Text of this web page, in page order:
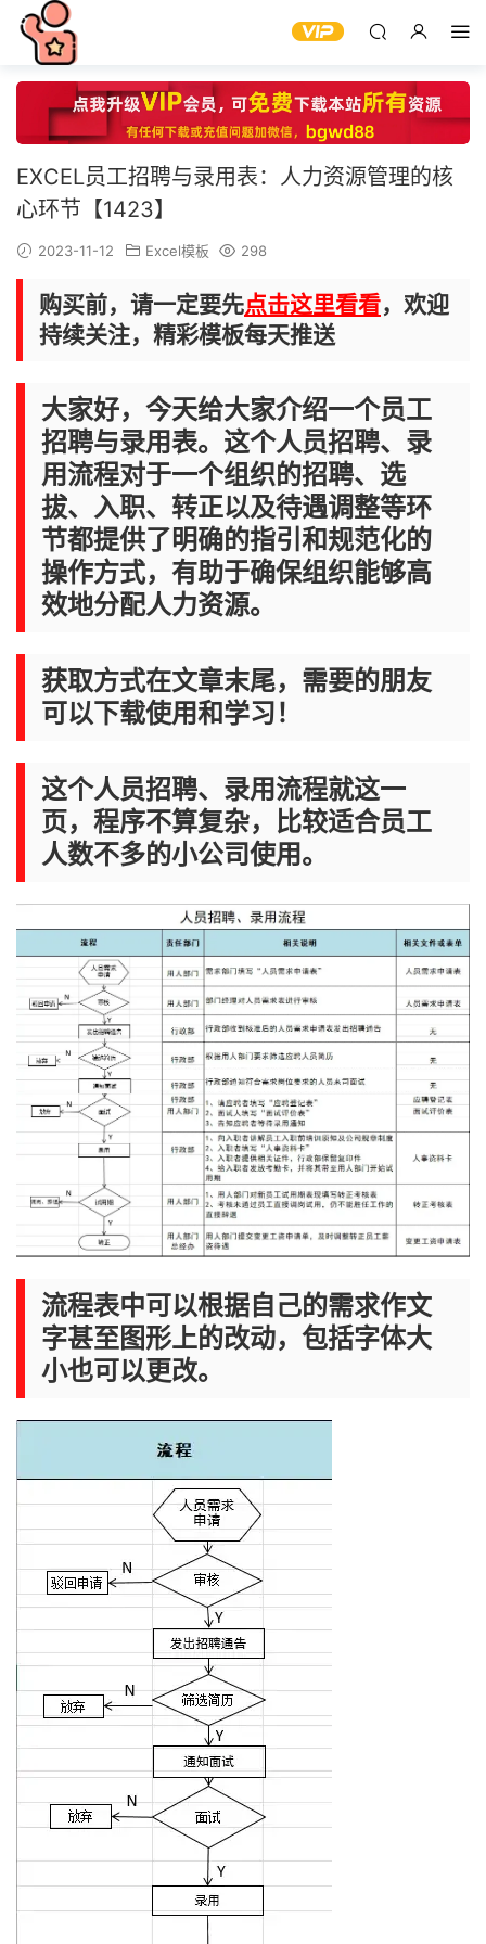
EXCEL员工招聘与录用表：人力资源管理的核
心环节【1423】
2023-11-12 Excel模板 298
购买前，请一定要先点击这里看看，欢迎
持续关注，精彩模板每天推送
大家好，今天给大家介绍一个员工
招聘与录用表。这个人员招聘、录
用流程对于一个组织的招聘、选
拔、入职、转正以及待遇调整等环
节都提供了明确的指引和规范化的
操作方式，有助于确保组织能够高
效地分配人力资源。
获取方式在文章末尾，需要的朋友
可以下载使用和学习！
这个人员招聘、录用流程就这一
页，程序不算复杂，比较适合员工
人数不多的小公司使用。
流程表中可以根据自己的需求作文
字甚至图形上的改动，包括字体大
小也可以更改。